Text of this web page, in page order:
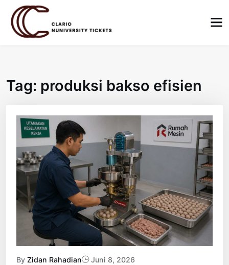
content
Tag: produksi bakso efisien
By Zidan Rahadian Juni 8, 2026